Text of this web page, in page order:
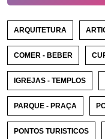
ARQUITETURA
COMER - BEBER
IGREJAS - TEMPLOS
PARQUE - PRAÇA
PONTOS TURISTICOS